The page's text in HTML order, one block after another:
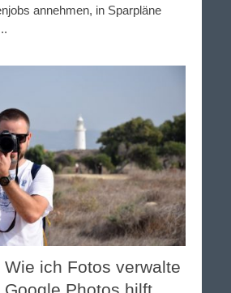
annehmen, in Sparpläne
ich Fotos verwalte